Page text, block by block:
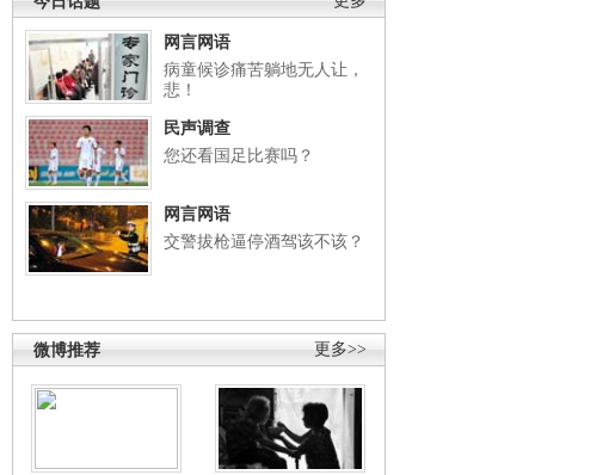
网言网语
病童候诊痛苦躺地无人让，
悲！
民声调查
您还看国足比赛吗？
网言网语
交警拔枪逼停酒驾该不该？
更多>>
微博推荐